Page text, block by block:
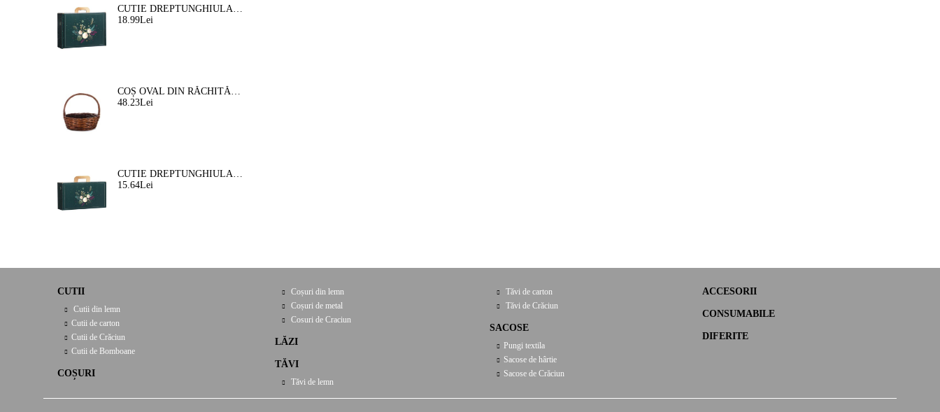
CUTIE DREPTUNGHIULARA DIN CARTON TIP "VALIZA" NATURA FERMECATA VERDE/AURIE, 34,2 X 25,0 X 11,5 CM, CV053M
18.99Lei
COȘ OVAL DIN RĂCHITĂ, MARO, 35X30X12 CM, SP609M
48.23Lei
CUTIE DREPTUNGHIULARA DIN CARTON TIP "VALIZA" NATURA FERMEATA VERDE/AURIE, 33,0 X 18,5 X 9,5 CM, CV053P
15.64Lei
CUTII
Cutii din lemn
Cutii de carton
Cutii de Crăciun
Cutii de Bomboane
COȘURI
Coșuri din lemn
Coșuri de metal
Cosuri de Craciun
LĂZI
TĂVI
Tăvi de lemn
Tăvi de carton
Tăvi de Crăciun
SACOSE
Pungi textila
Sacose de hârtie
Sacose de Crăciun
ACCESORII
CONSUMABILE
DIFERITE